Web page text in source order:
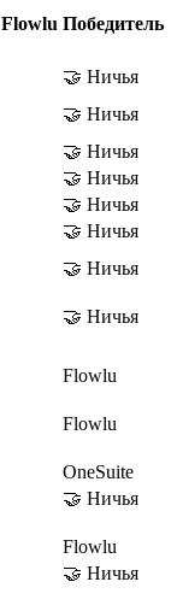
Flowlu Победитель
🤝 Ничья
🤝 Ничья
🤝 Ничья
🤝 Ничья
🤝 Ничья
🤝 Ничья
🤝 Ничья
🤝 Ничья
Flowlu
Flowlu
OneSuite
🤝 Ничья
Flowlu
🤝 Ничья